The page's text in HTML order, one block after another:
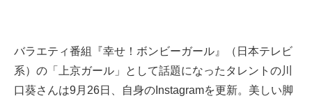
バラエティ番組『幸せ！ボンビーガール』（日本テレビ
系）の「上京ガール」として話題になったタレントの川
口葵さんは9月26日、自身のInstagramを更新。美しい脚